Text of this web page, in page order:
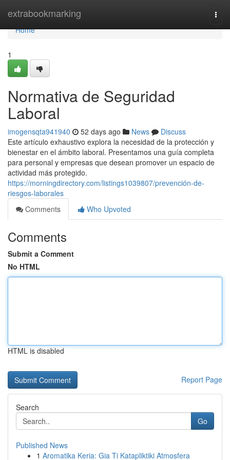
extrabookmarking
Home
Home
1
Normativa de Seguridad
Laboral
imogensqta941940 52 days ago News
Discuss
Este artículo exhaustivo explora la necesidad de la protección y
bienestar en el ámbito laboral. Presentamos una guía completa
para personal y empresas que desean promover un espacio de
actividad más protegido.
https://morningdirectory.com/listings1039807/prevención-de-
riesgos-laborales
Comments
Who Upvoted
Comments
Submit a Comment
No HTML
HTML is disabled
Report Page
Search
Go
Published News
1 Aromatika Keria: Gia Ti Katapliktiki Atmosfera